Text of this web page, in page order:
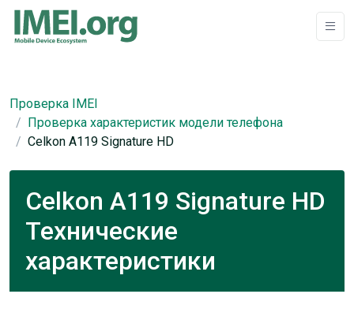
Проверка IMEI
Проверка характеристик модели телефона
Celkon A119 Signature HD
Celkon A119 Signature HD
Технические
характеристики